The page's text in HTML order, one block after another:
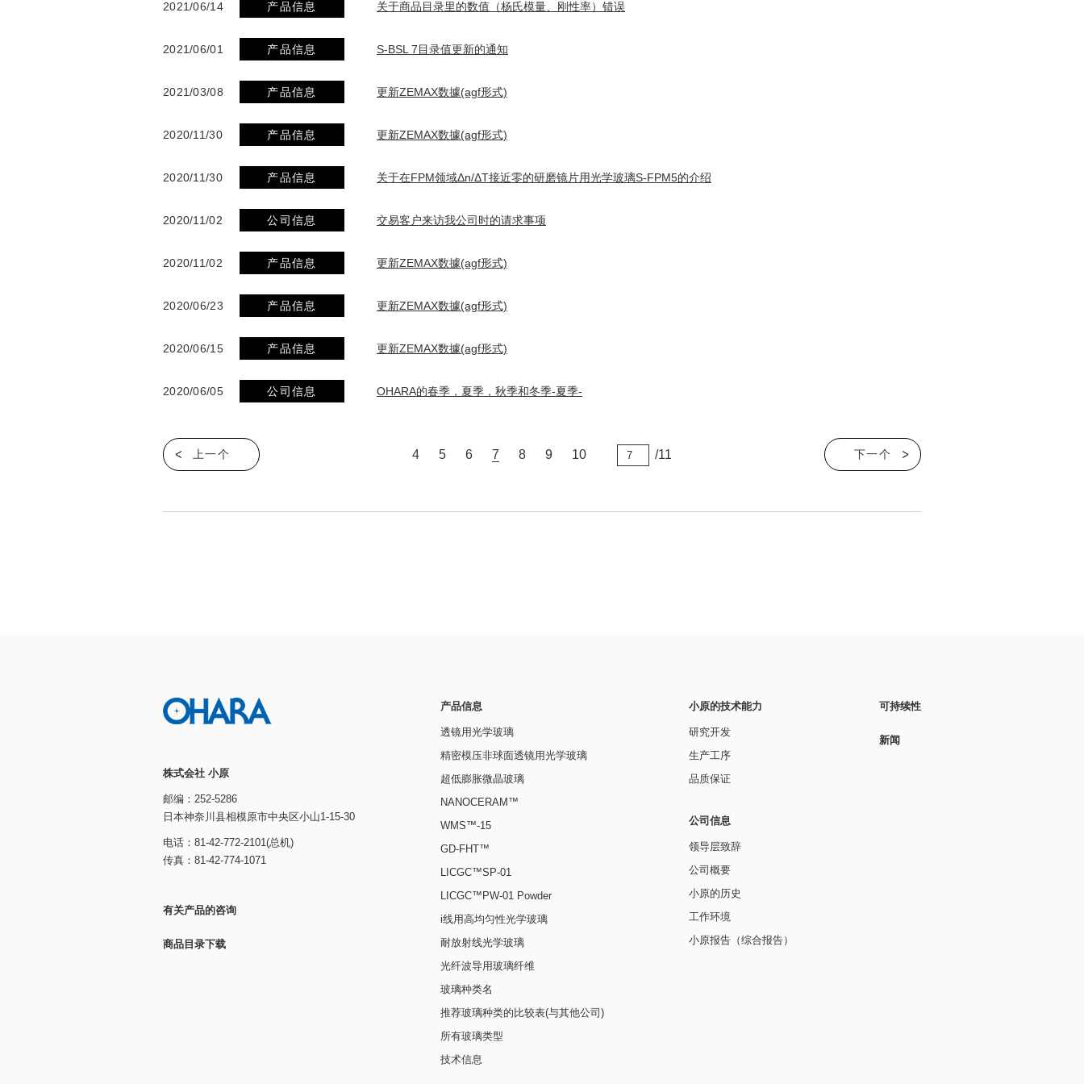
2021/06/14 产品信息 关于商品目录里的数值（杨氏模量、刚性率）错误
2021/06/01 产品信息 S-BSL 7目录值更新的通知
2021/03/08 产品信息 更新ZEMAX数據(agf形式)
2020/11/30 产品信息 更新ZEMAX数據(agf形式)
2020/11/30 产品信息 关于在FPM领域Δn/ΔT接近零的研磨镜片用光学玻璃S-FPM5的介绍
2020/11/02 公司信息 交易客户来访我公司时的请求事项
2020/11/02 产品信息 更新ZEMAX数據(agf形式)
2020/06/23 产品信息 更新ZEMAX数據(agf形式)
2020/06/15 产品信息 更新ZEMAX数據(agf形式)
2020/06/05 公司信息 OHARA的春季，夏季，秋季和冬季-夏季-
4 5 6 7 8 9 10 /11
上一个 下一个
株式会社 小原
邮编：252-5286
日本神奈川县相模原市中央区小山1-15-30
电话：81-42-772-2101(总机)
传真：81-42-774-1071
有关产品的咨询
商品目录下载
产品信息
透镜用光学玻璃
精密模压非球面透镜用光学玻璃
超低膨胀微晶玻璃
NANOCERAM™
WMS™-15
GD-FHT™
LICGC™SP-01
LICGC™PW-01 Powder
i线用高均匀性光学玻璃
耐放射线光学玻璃
光纤波导用玻璃纤维
玻璃种类名
推荐玻璃种类的比较表(与其他公司)
所有玻璃类型
技术信息
小原的技术能力
研究开发
生产工序
品质保证
公司信息
领导层致辞
公司概要
小原的历史
工作环境
小原报告（综合报告）
可持续性
新闻